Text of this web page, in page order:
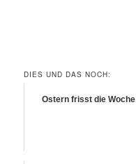
DIES UND DAS NOCH:
Ostern frisst die Woche